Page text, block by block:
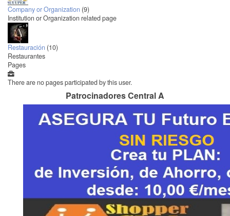
Company or Organization (9)
Institution or Organization related page
Restauración (10)
Restaurantes
Pages
There are no pages participated by this user.
Patrocinadores Central A